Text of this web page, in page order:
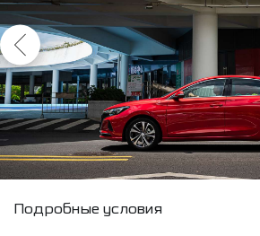
Условия кредитования и
Подробные условия